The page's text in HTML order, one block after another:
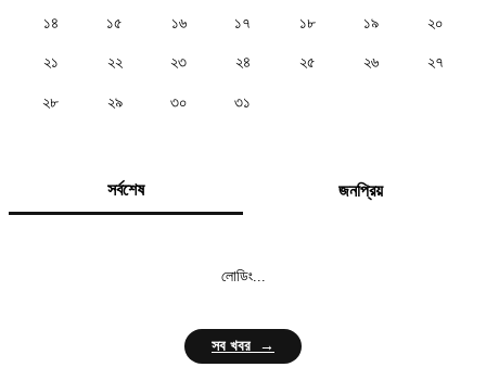
১৪ ১৫ ১৬ ১৭ ১৮ ১৯ ২০
২১ ২২ ২৩ ২৪ ২৫ ২৬ ২৭
২৮ ২৯ ৩০ ৩১
সর্বশেষ জনপ্রিয়
লোডিং...
সব খবর →